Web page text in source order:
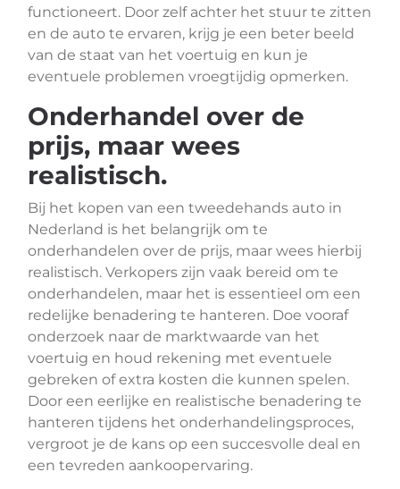
functioneert. Door zelf achter het stuur te zitten
en de auto te ervaren, krijg je een beter beeld
van de staat van het voertuig en kun je
eventuele problemen vroegtijdig opmerken.
Onderhandel over de
prijs, maar wees
realistisch.
Bij het kopen van een tweedehands auto in
Nederland is het belangrijk om te
onderhandelen over de prijs, maar wees hierbij
realistisch. Verkopers zijn vaak bereid om te
onderhandelen, maar het is essentieel om een
redelijke benadering te hanteren. Doe vooraf
onderzoek naar de marktwaarde van het
voertuig en houd rekening met eventuele
gebreken of extra kosten die kunnen spelen.
Door een eerlijke en realistische benadering te
hanteren tijdens het onderhandelingsproces,
vergroot je de kans op een succesvolle deal en
een tevreden aankoopervaring.